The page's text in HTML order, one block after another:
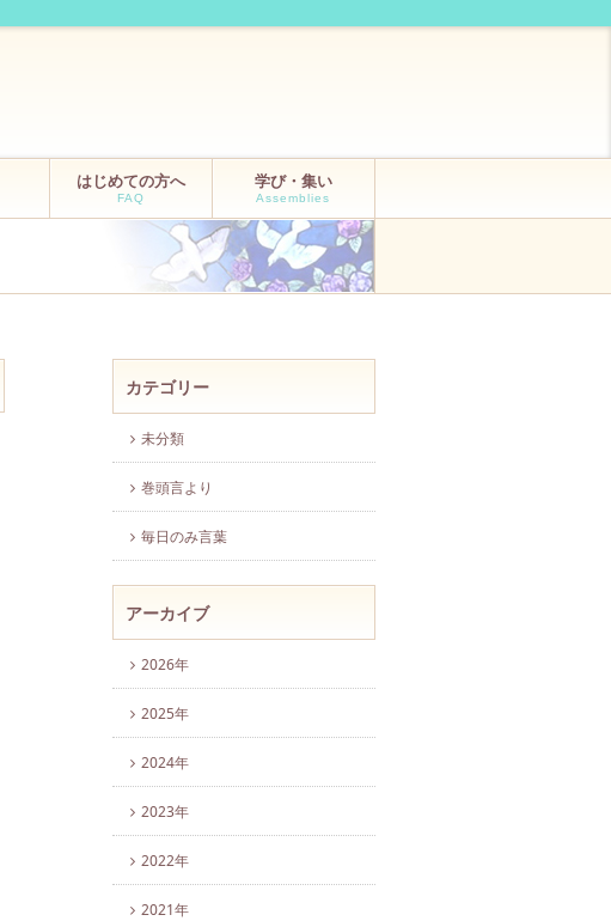
はじめての方へ
FAQ
学び・集い
Assemblies
カテゴリー
未分類
巻頭言より
毎日のみ言葉
アーカイブ
2026年
2025年
2024年
2023年
2022年
2021年